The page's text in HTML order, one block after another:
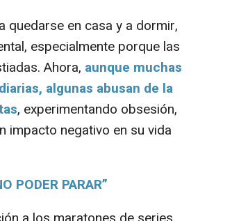
en casa y a dormir,
especialmente porque las
Ahora, aunque muchas
algunas abusan de la
, experimentando obsesión,
impacto negativo en su vida
PODER PARAR”